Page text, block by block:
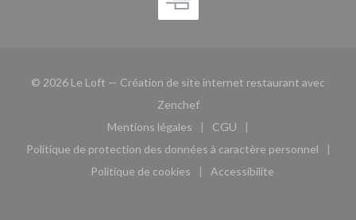
© 2026 Le Loft — Création de site internet restaurant avec
Zenchef((ouvre une nouvelle fenêtre))
Mentions légales
((ouvre une nouvelle fenêtre))
CGU
((ouvre une nouvelle
Politique de protection des données à caractère personnel
((ouvre une nouvelle fenêtre))
Politique de cookies
((ouvre une nouvelle fenêtre))
Accessibilite